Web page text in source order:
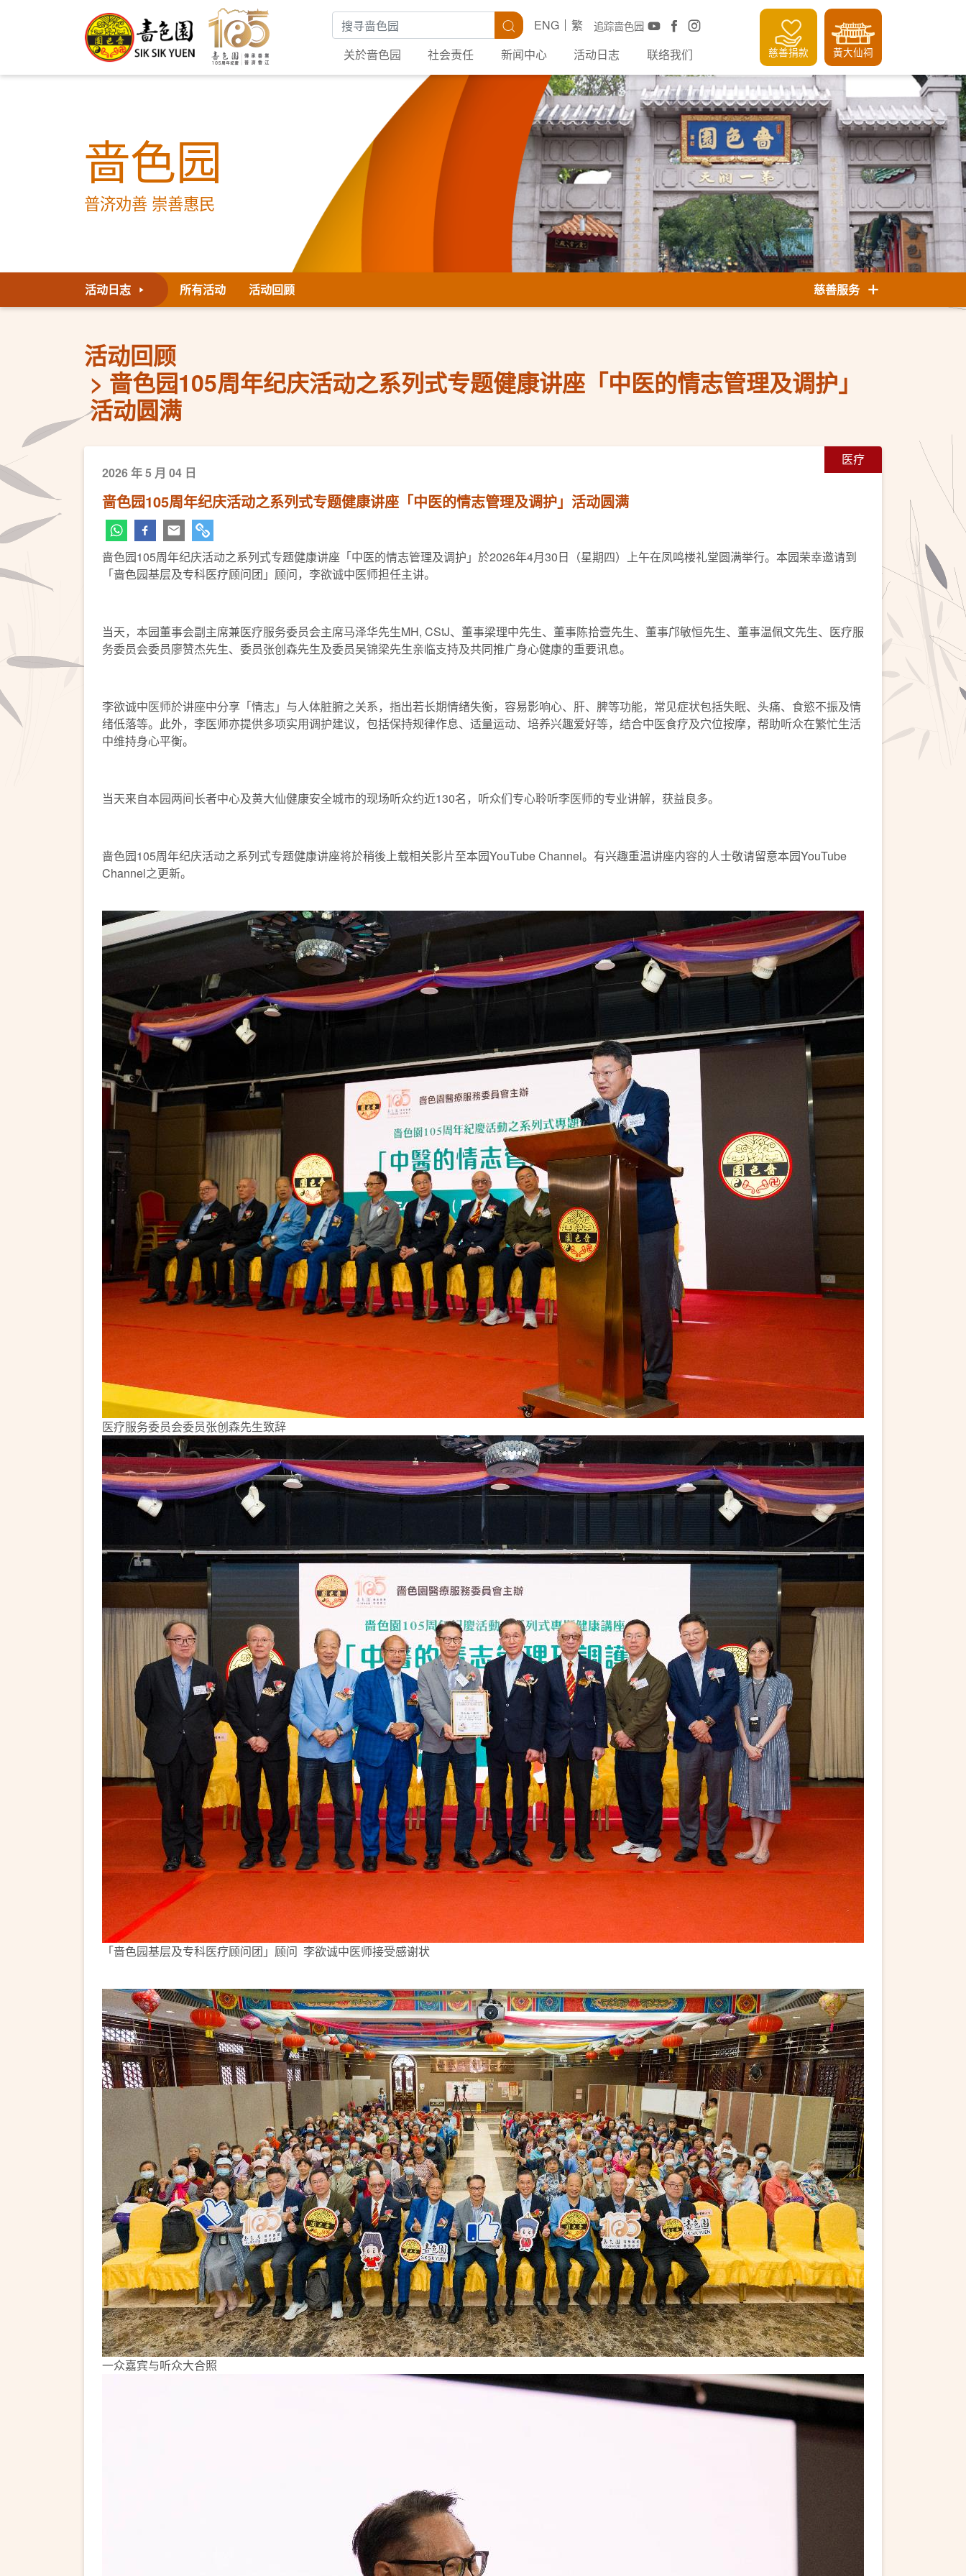
搜寻关键字 搜寻 追踪啬色园
ENG
繁
关於啬色园
社会责任 新闻中心 活动日志 联络我们 慈善捐款 黃大仙祠
啬色园
普济劝善 崇善惠民
活动日志 所有活动 活动回顾 慈善服务
活动回顾
啬色园105周年纪庆活动之系列式专题健康讲座「中医的情志管理及调护」
活动圆满
医疗
2026 年 5 月 04 日
啬色园105周年纪庆活动之系列式专题健康讲座「中医的情志管理及调护」活动圆满
啬色园105周年纪庆活动之系列式专题健康讲座「中医的情志管理及调护」於2026年4月30日（星期四）上午在凤鸣楼礼堂圆满举行。本园荣幸邀请到
「啬色园基层及专科医疗顾问团」顾问，李欲诚中医师担任主讲。
当天，本园董事会副主席兼医疗服务委员会主席马泽华先生MH, CStJ、董事梁理中先生、董事陈拾壹先生、董事邝敏恒先生、董事温佩文先生、医疗服
务委员会委员廖赞杰先生、委员张创森先生及委员吴锦梁先生亲临支持及共同推广身心健康的重要讯息。
李欲诚中医师於讲座中分享「情志」与人体脏腑之关系，指出若长期情绪失衡，容易影响心、肝、脾等功能，常见症状包括失眠、头痛、食慾不振及情
绪低落等。此外，李医师亦提供多项实用调护建议，包括保持规律作息、适量运动、培养兴趣爱好等，结合中医食疗及穴位按摩，帮助听众在繁忙生活
中维持身心平衡。
当天来自本园两间长者中心及黄大仙健康安全城市的现场听众约近130名，听众们专心聆听李医师的专业讲解，获益良多。
啬色园105周年纪庆活动之系列式专题健康讲座将於稍後上载相关影片至本园YouTube Channel。有兴趣重温讲座内容的人士敬请留意本园YouTube
Channel之更新。
医疗服务委员会委员张创森先生致辞
「啬色园基层及专科医疗顾问团」顾问 李欲诚中医师接受感谢状
一众嘉宾与听众大合照